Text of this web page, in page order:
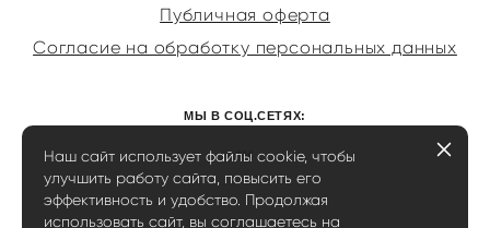
Публичная оферта
Согласие на обработку персональных данных
МЫ В СОЦ.СЕТЯХ:
Наш сайт использует файлы cookie, чтобы
улучшить работу сайта, повысить его
эффективность и удобство. Продолжая
использовать сайт, вы соглашаетесь на